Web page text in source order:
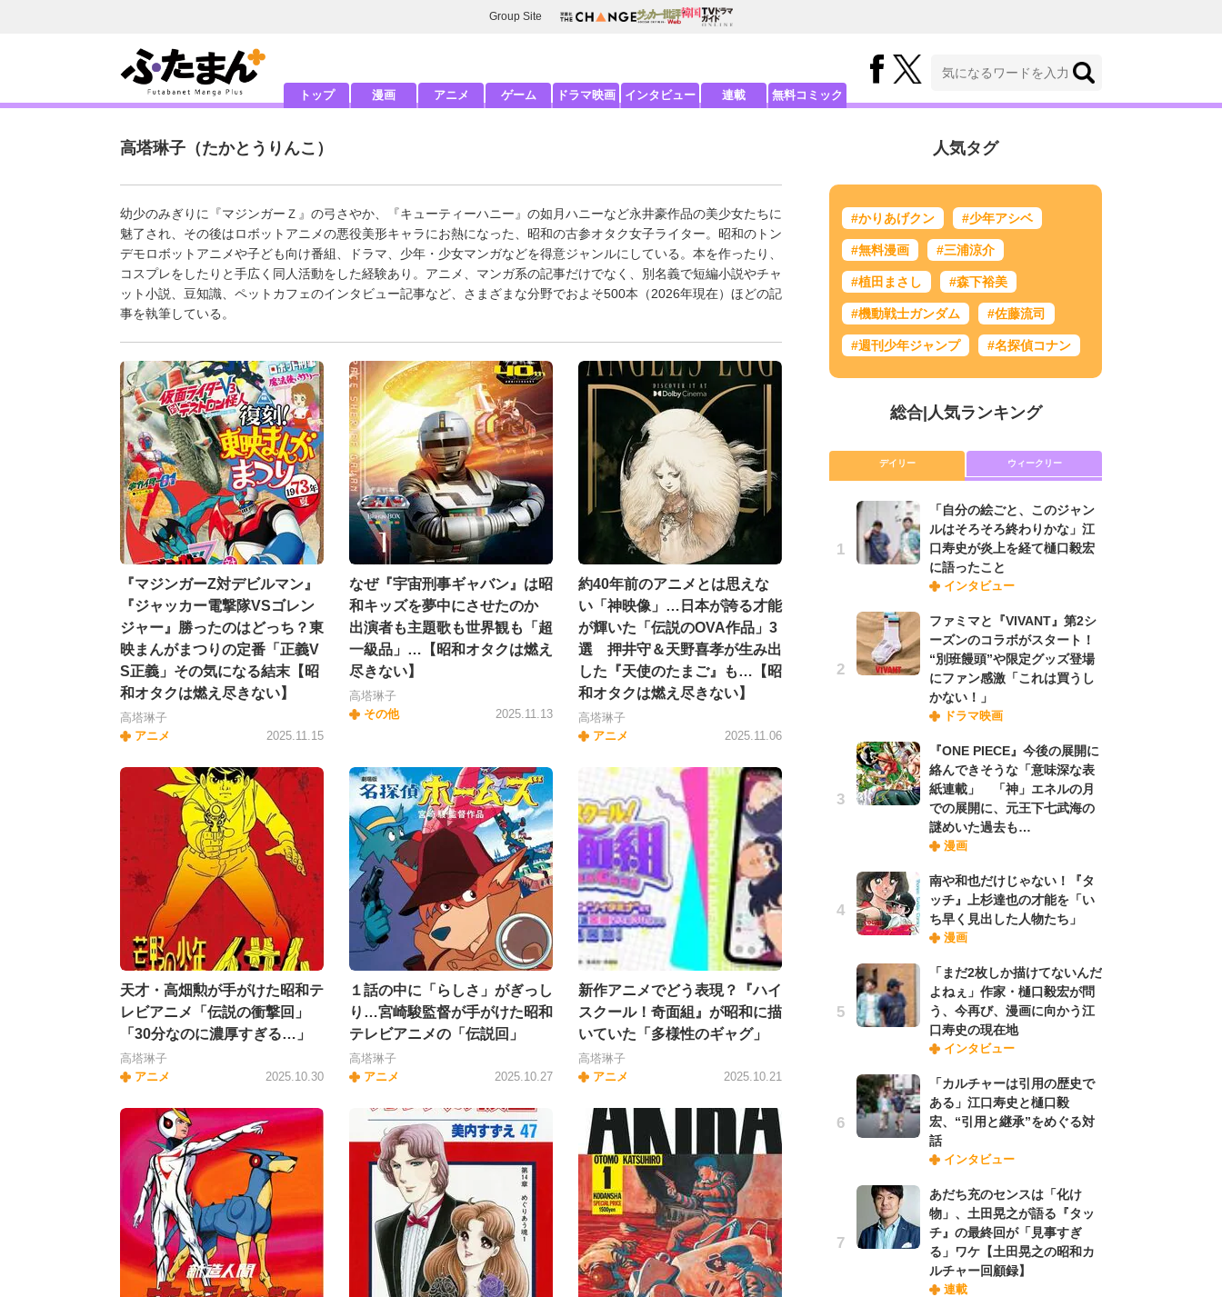
Group Site
トップ 漫画 アニメ ゲーム ドラマ映画 インタビュー 連載 無料コミック
高塔琳子 （たかとうりんこ）
幼少のみぎりに『マジンガーＺ』の弓さやか、『キューティーハニー』の如月ハニーなど永井豪作品の美少女たちに
魅了され、その後はロボットアニメの悪役美形キャラにお熱になった、昭和の古参オタク女子ライター。昭和のトン
デモロボットアニメや子ども向け番組、ドラマ、少年・少女マンガなどを得意ジャンルにしている。本を作ったり、
コスプレをしたりと手広く同人活動をした経験あり。アニメ、マンガ系の記事だけでなく、別名義で短編小説やチャ
ット小説、豆知識、ペットカフェのインタビュー記事など、さまざまな分野でおよそ500本（2026年現在）ほどの記
事を執筆している。
『マジンガーZ対デビルマン』
『ジャッカー電撃隊VSゴレン
ジャー』勝ったのはどっち？東
映まんがまつりの定番「正義V
S正義」その気になる結末【昭
和オタクは燃え尽きない】
高塔琳子
アニメ
2025.11.15
なぜ『宇宙刑事ギャバン』は昭
和キッズを夢中にさせたのか
出演者も主題歌も世界観も「超
一級品」…【昭和オタクは燃え
尽きない】
高塔琳子
その他
2025.11.13
約40年前のアニメとは思えな
い「神映像」…日本が誇る才能
が輝いた「伝説のOVA作品」3
選 押井守＆天野喜孝が生み出
した『天使のたまご』も…【昭
和オタクは燃え尽きない】
高塔琳子
アニメ
2025.11.06
天才・高畑勲が手がけた昭和テ
レビアニメ「伝説の衝撃回」
「30分なのに濃厚すぎる…」
高塔琳子
アニメ
2025.10.30
１話の中に「らしさ」がぎっし
り…宮崎駿監督が手がけた昭和
テレビアニメの「伝説回」
高塔琳子
アニメ
2025.10.27
新作アニメでどう表現？『ハイ
スクール！奇面組』が昭和に描
いていた「多様性のギャグ」
高塔琳子
アニメ
2025.10.21
人気タグ
#かりあげクン #少年アシベ
#無料漫画 #三浦涼介
#植田まさし #森下裕美
#機動戦士ガンダム #佐藤流司
#週刊少年ジャンプ #名探偵コナン
総合| 人気ランキング
デイリー ウィークリー
「自分の絵ごと、このジャン
ルはそろそろ終わりかな」江
口寿史が炎上を経て樋口毅宏
に語ったこと
インタビュー
ファミマと『VIVANT』第2シ
ーズンのコラボがスタート！
“別班饅頭”や限定グッズ登場
にファン感激「これは買うし
かない！」
ドラマ映画
『ONE PIECE』今後の展開に
絡んできそうな「意味深な表
紙連載」 「神」エネルの月
での展開に、元王下七武海の
謎めいた過去も…
漫画
南や和也だけじゃない！『タ
ッチ』上杉達也の才能を「い
ち早く見出した人物たち」
漫画
「まだ2枚しか描けてないんだ
よねぇ」作家・樋口毅宏が問
う、今再び、漫画に向かう江
口寿史の現在地
インタビュー
「カルチャーは引用の歴史で
ある」江口寿史と樋口毅
宏、“引用と継承”をめぐる対
話
インタビュー
あだち充のセンスは「化け
物」、土田晃之が語る『タッ
チ』の最終回が「見事すぎ
る」ワケ【土田晃之の昭和カ
ルチャー回顧録】
連載